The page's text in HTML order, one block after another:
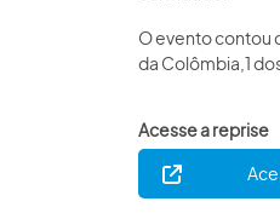
O evento contou
da Colômbia,1
Acesse a reprise